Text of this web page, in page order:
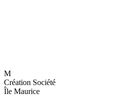
M
Création Société
Île Maurice